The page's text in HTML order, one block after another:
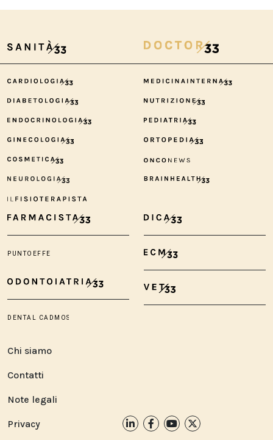
Chi siamo
Contatti
Note legali
Privacy